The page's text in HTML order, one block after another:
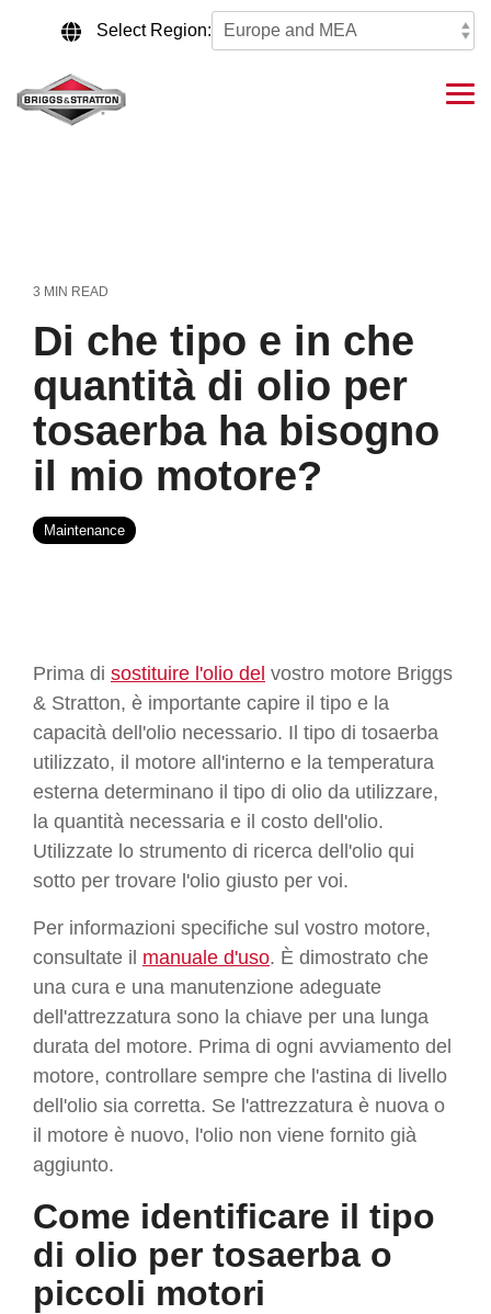
content.
Select Region:
3 MIN READ
Di che tipo e in che
quantità di olio per
tosaerba ha bisogno
il mio motore?
Maintenance
Prima di sostituire l'olio del vostro motore Briggs
& Stratton, è importante capire il tipo e la
capacità dell'olio necessario. Il tipo di tosaerba
utilizzato, il motore all'interno e la temperatura
esterna determinano il tipo di olio da utilizzare,
la quantità necessaria e il costo dell'olio.
Utilizzate lo strumento di ricerca dell'olio qui
sotto per trovare l'olio giusto per voi.
Per informazioni specifiche sul vostro motore,
consultate il manuale d'uso. È dimostrato che
una cura e una manutenzione adeguate
dell'attrezzatura sono la chiave per una lunga
durata del motore. Prima di ogni avviamento del
motore, controllare sempre che l'astina di livello
dell'olio sia corretta. Se l'attrezzatura è nuova o
il motore è nuovo, l'olio non viene fornito già
aggiunto.
Come identificare il tipo
di olio per tosaerba o
piccoli motori